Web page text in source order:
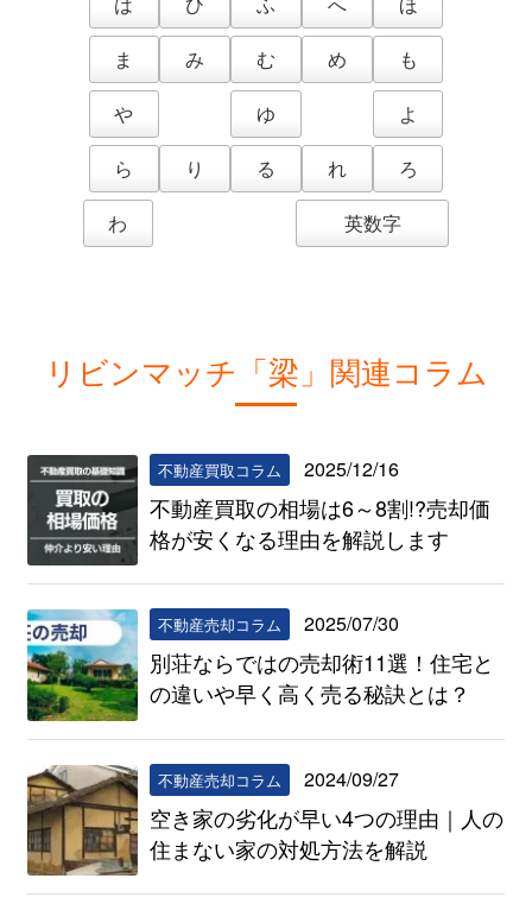
ま
み む め
も
や
ゆ
よ
ら
り る れ
ろ
わ
英数字
リビンマッチ「梁」関連コラム
不動産買取コラム 2025/12/16
不動産買取の相場は6～8割!?売却価
格が安くなる理由を解説します
不動産売却コラム 2025/07/30
別荘ならではの売却術11選！住宅と
の違いや早く高く売る秘訣とは？
不動産売却コラム 2024/09/27
空き家の劣化が早い4つの理由｜人の
住まない家の対処方法を解説